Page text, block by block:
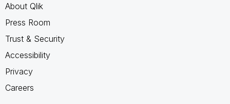
About Qlik
Press Room
Trust & Security
Accessibility
Privacy
Careers